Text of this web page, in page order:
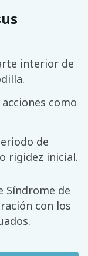
interior de
como
de
rigidez inicial.
Síndrome de
con los